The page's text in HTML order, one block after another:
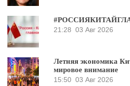
21:28 03 Авг 2026
Летняя экономика
мировое внимание
15:50 03 Авг 2026